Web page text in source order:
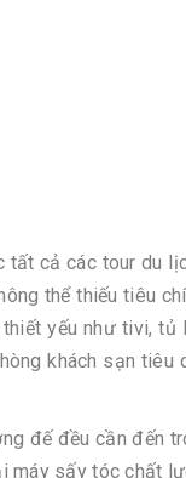
tất cả các tour du
thể thiếu tiêu
yếu như tivi, tủ
khách sạn tiêu
đế đều cần đến
máy sấy tóc chất